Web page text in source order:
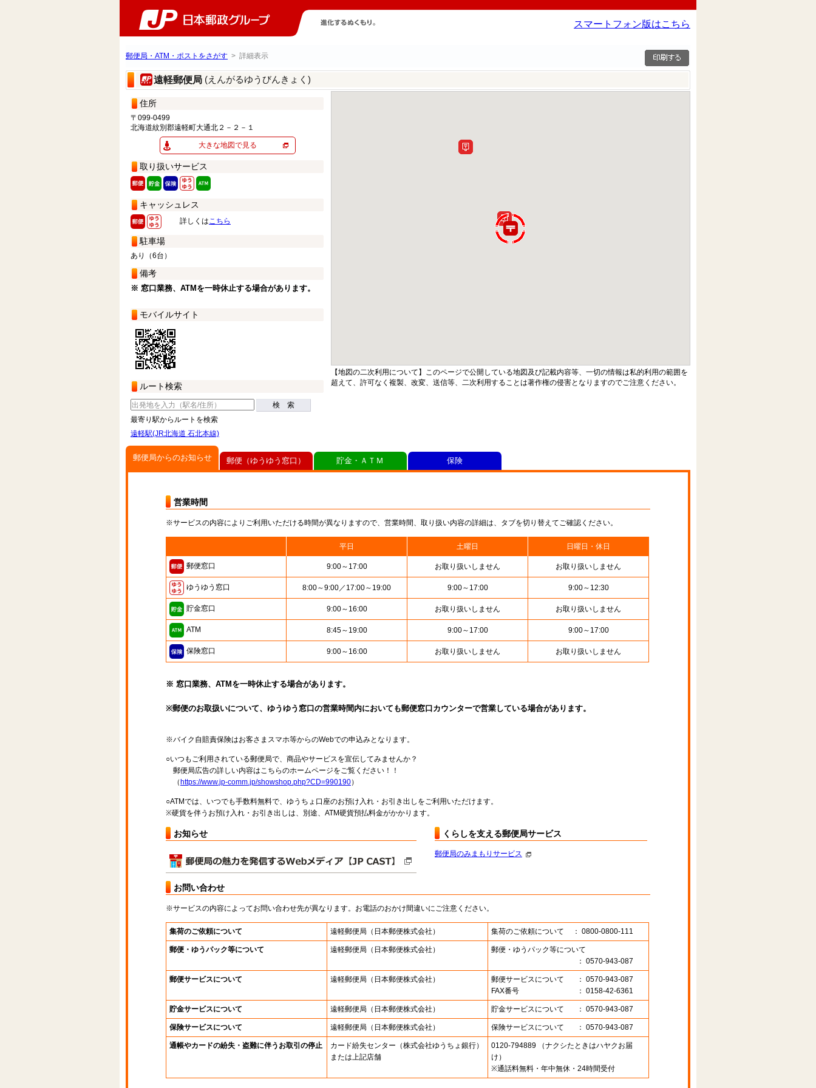
スマートフォン版はこちら
郵便局・ATM・ポストをさがす > 詳細表示
遠軽郵便局 (えんがるゆうびんきょく)
住所
〒099-0499
北海道紋別郡遠軽町大通北２－２－１
大きな地図で見る
取り扱いサービス
キャッシュレス
詳しくはこちら
駐車場
あり（6台）
備考
※ 窓口業務、ATMを一時休止する場合があります。
モバイルサイト
ルート検索
検 索
最寄り駅からルートを検索
遠軽駅(JR北海道 石北本線)
【地図の二次利用について】このページで公開している地図及び記載内容等、一切の情報は私的利用の範囲を
超えて、許可なく複製、改変、送信等、二次利用することは著作権の侵害となりますのでご注意ください。
郵便局からのお知らせ
営業時間
※サービスの内容によりご利用いただける時間が異なりますので、営業時間、取り扱い内容の詳細は、タブを切り替えてご確認ください。
平日 土曜日 日曜日・休日
郵便窓口 9:00～17:00 お取り扱いしません お取り扱いしません
ゆうゆう窓口 8:00～9:00／17:00～19:00 9:00～17:00 9:00～12:30
貯金窓口 9:00～16:00 お取り扱いしません お取り扱いしません
ATM 8:45～19:00 9:00～17:00 9:00～17:00
保険窓口 9:00～16:00 お取り扱いしません お取り扱いしません
※ 窓口業務、ATMを一時休止する場合があります。
※郵便のお取扱いについて、ゆうゆう窓口の営業時間内においても郵便窓口カウンターで営業している場合があります。
※バイク自賠責保険はお客さまスマホ等からのWebでの申込みとなります。
○いつもご利用されている郵便局で、商品やサービスを宣伝してみませんか？
郵便局広告の詳しい内容はこちらのホームページをご覧ください！！
（ https://www.jp-comm.jp/showshop.php?CD=990190）
○ATMでは、いつでも手数料無料で、ゆうちょ口座のお預け入れ・お引き出しをご利用いただけます。
※硬貨を伴うお預け入れ・お引き出しは、別途、ATM硬貨預払料金がかかります。
お知らせ くらしを支える郵便局サービス
郵便局のみまもりサービス
お問い合わせ
※サービスの内容によってお問い合わせ先が異なります。お電話のおかけ間違いにご注意ください。
集荷のご依頼について 遠軽郵便局 （日本郵便株式会社） 集荷のご依頼について ： 0800-0800-111
郵便・ゆうパック等について 遠軽郵便局 （日本郵便株式会社）
郵便・ゆうパック等について
： 0570-943-087
郵便サービスについて 遠軽郵便局 （日本郵便株式会社） 郵便サービスについて
： 0570-943-087
FAX番号
： 0158-42-6361
貯金サービスについて 遠軽郵便局 （日本郵便株式会社） 貯金サービスについて ： 0570-943-087
保険サービスについて 遠軽郵便局 （日本郵便株式会社） 保険サービスについて ： 0570-943-087
通帳やカードの紛失・盗難に伴うお取引の停止 カード紛失センター （株式会社ゆうちょ銀行）
または上記店舗
0120-794889 （ナクシたときはハヤクお届
け）
※通話料無料・年中無休・24時間受付
郵便（ゆうゆう窓口） 貯金・ＡＴＭ 保険